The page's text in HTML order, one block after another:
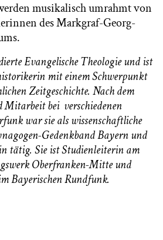
musikalisch umrahmt von
des Markgraf-Georg-
Evangelische Theologie und ist
mit einem Schwerpunkt
Zeitgeschichte. Nach dem
Mitarbeit bei verschiedenen
war sie als wissenschaftliche
Gedenkband Bayern und
tätig. Sie ist Studienleiterin am
Oberfranken-Mitte und
Bayerischen Rundfunk.